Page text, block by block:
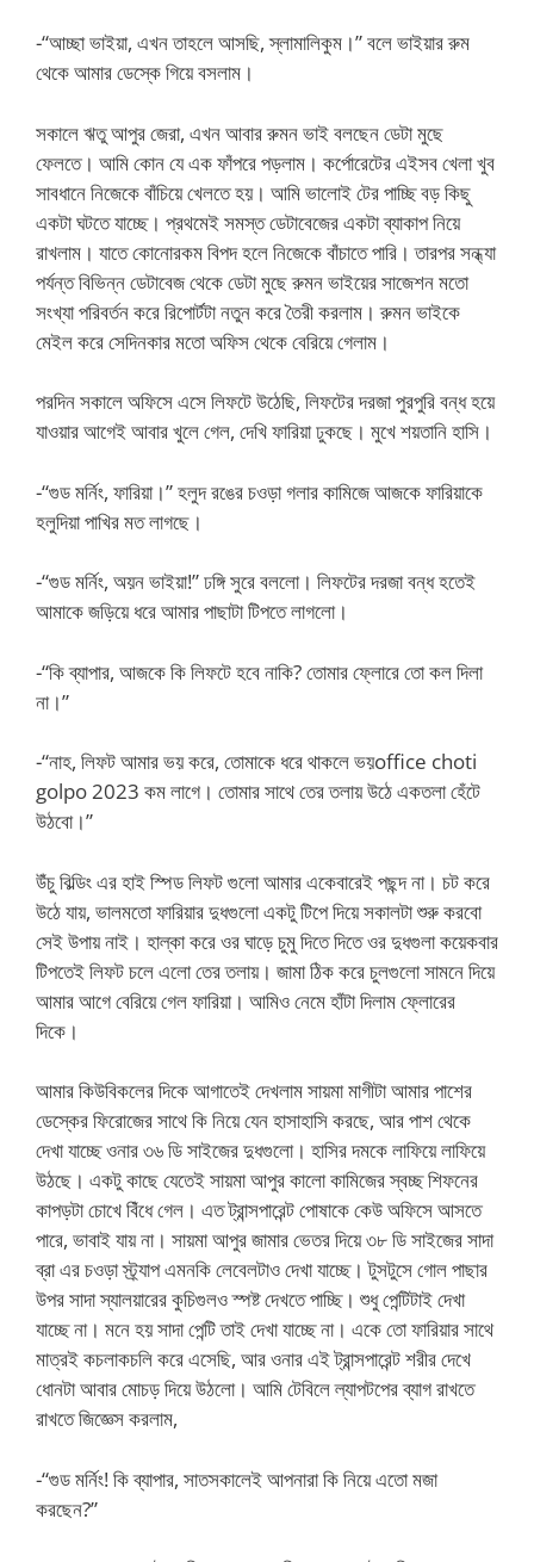
-“আচ্ছা ভাইয়া, এখন তাহলে আসছি, স্লামালিকুম।” বলে ভাইয়ার রুম
থেকে আমার ডেস্কে গিয়ে বসলাম।
সকালে ঋতু আপুর জেরা, এখন আবার রুমন ভাই বলছেন ডেটা মুছে
ফেলতে। আমি কোন যে এক ফাঁপরে পড়লাম। কর্পোরেটের এইসব খেলা খুব
সাবধানে নিজেকে বাঁচিয়ে খেলতে হয়। আমি ভালোই টের পাচ্ছি বড় কিছু
একটা ঘটতে যাচ্ছে। প্রথমেই সমস্ত ডেটাবেজের একটা ব্যাকাপ নিয়ে
রাখলাম। যাতে কোনোরকম বিপদ হলে নিজেকে বাঁচাতে পারি। তারপর সন্ধ্যা
পর্যন্ত বিভিন্ন ডেটাবেজ থেকে ডেটা মুছে রুমন ভাইয়ের সাজেশন মতো
সংখ্যা পরিবর্তন করে রিপোর্টটা নতুন করে তৈরী করলাম। রুমন ভাইকে
মেইল করে সেদিনকার মতো অফিস থেকে বেরিয়ে গেলাম।
পরদিন সকালে অফিসে এসে লিফটে উঠেছি, লিফটের দরজা পুরপুরি বন্ধ হয়ে
যাওয়ার আগেই আবার খুলে গেল, দেখি ফারিয়া ঢুকছে। মুখে শয়তানি হাসি।
-“গুড মর্নিং, ফারিয়া।” হলুদ রঙের চওড়া গলার কামিজে আজকে ফারিয়াকে
হলুদিয়া পাখির মত লাগছে।
-“গুড মর্নিং, অয়ন ভাইয়া!” ঢঙ্গি সুরে বললো। লিফটের দরজা বন্ধ হতেই
আমাকে জড়িয়ে ধরে আমার পাছাটা টিপতে লাগলো।
-“কি ব্যাপার, আজকে কি লিফটে হবে নাকি? তোমার ফ্লোরে তো কল দিলা
না।”
-“নাহ, লিফট আমার ভয় করে, তোমাকে ধরে থাকলে ভয়office choti
golpo 2023 কম লাগে। তোমার সাথে তের তলায় উঠে একতলা হেঁটে
উঠবো।”
উঁচু বিল্ডিং এর হাই স্পিড লিফট গুলো আমার একেবারেই পছন্দ না। চট করে
উঠে যায়, ভালমতো ফারিয়ার দুধগুলো একটু টিপে দিয়ে সকালটা শুরু করবো
সেই উপায় নাই। হাল্কা করে ওর ঘাড়ে চুমু দিতে দিতে ওর দুধগুলা কয়েকবার
টিপতেই লিফট চলে এলো তের তলায়। জামা ঠিক করে চুলগুলো সামনে দিয়ে
আমার আগে বেরিয়ে গেল ফারিয়া। আমিও নেমে হাঁটা দিলাম ফ্লোরের
দিকে।
আমার কিউবিকলের দিকে আগাতেই দেখলাম সায়মা মাগীটা আমার পাশের
ডেস্কের ফিরোজের সাথে কি নিয়ে যেন হাসাহাসি করছে, আর পাশ থেকে
দেখা যাচ্ছে ওনার ৩৬ ডি সাইজের দুধগুলো। হাসির দমকে লাফিয়ে লাফিয়ে
উঠছে। একটু কাছে যেতেই সায়মা আপুর কালো কামিজের স্বচ্ছ শিফনের
কাপড়টা চোখে বিঁধে গেল। এত ট্রান্সপারেন্ট পোষাকে কেউ অফিসে আসতে
পারে, ভাবাই যায় না। সায়মা আপুর জামার ভেতর দিয়ে ৩৮ ডি সাইজের সাদা
ব্রা এর চওড়া স্ট্র্যাপ এমনকি লেবেলটাও দেখা যাচ্ছে। টুসটুসে গোল পাছার
উপর সাদা স্যালয়ারের কুচিগুলও স্পষ্ট দেখতে পাচ্ছি। শুধু পেন্টিটাই দেখা
যাচ্ছে না। মনে হয় সাদা পেন্টি তাই দেখা যাচ্ছে না। একে তো ফারিয়ার সাথে
মাত্রই কচলাকচলি করে এসেছি, আর ওনার এই ট্রান্সপারেন্ট শরীর দেখে
ধোনটা আবার মোচড় দিয়ে উঠলো। আমি টেবিলে ল্যাপটপের ব্যাগ রাখতে
রাখতে জিজ্ঞেস করলাম,
-“গুড মর্নিং! কি ব্যাপার, সাতসকালেই আপনারা কি নিয়ে এতো মজা
করছেন?”